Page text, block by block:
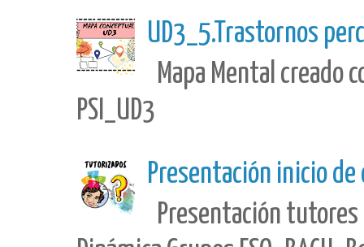
UD3_5.Trastornos
Mapa Mental creado
PSI_UD3
Presentación inicio de
Presentación